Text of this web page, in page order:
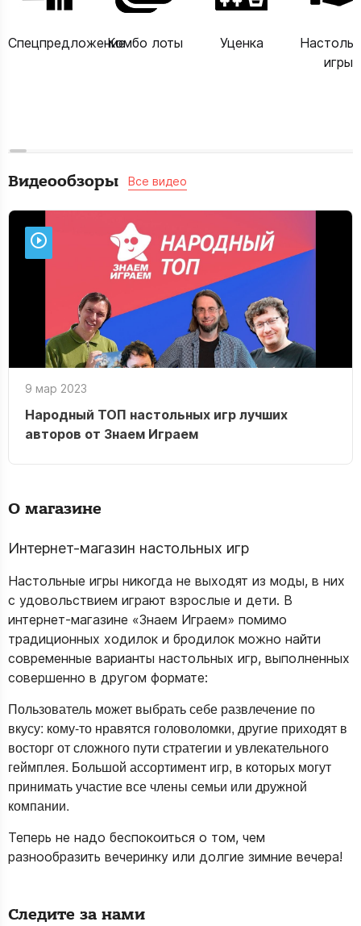
СпецпредложениеКомбо лоты Уценка
игры
Видеообзоры Все видео
9 мар 2023
Народный ТОП настольных игр лучших
авторов от Знаем Играем
О магазине
Интернет-магазин настольных игр
Настольные игры никогда не выходят из моды, в них
с удовольствием играют взрослые и дети. В
интернет-магазине «Знаем Играем» помимо
традиционных ходилок и бродилок можно найти
современные варианты настольных игр, выполненных
совершенно в другом формате:
Пользователь может выбрать себе развлечение по
вкусу: кому-то нравятся головоломки, другие приходят в
восторг от сложного пути стратегии и увлекательного
геймплея. Большой ассортимент игр, в которых могут
принимать участие все члены семьи или дружной
компании.
Теперь не надо беспокоиться о том, чем
разнообразить вечеринку или долгие зимние вечера!
Следите за нами